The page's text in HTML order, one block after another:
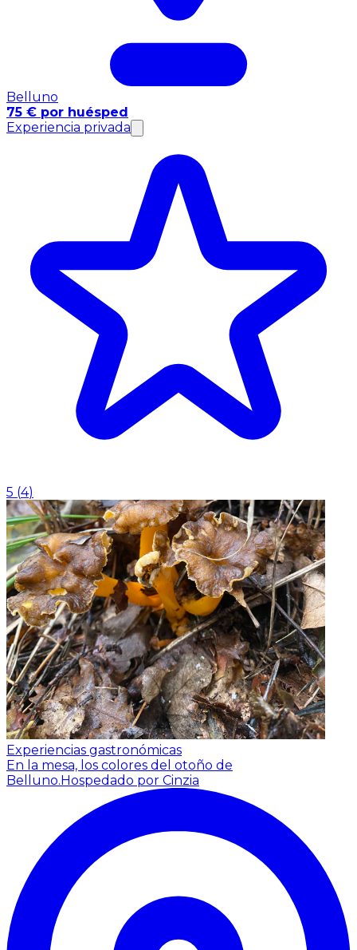
Belluno
75 € por huésped
Experiencia privada
5 (4)
Experiencias gastronómicas
En la mesa, los colores del otoño de
Belluno. Hospedado por Cinzia